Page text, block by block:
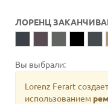
ЛОРЕНЦ
Вы выбрали:
Lorenz Ferart
использованием